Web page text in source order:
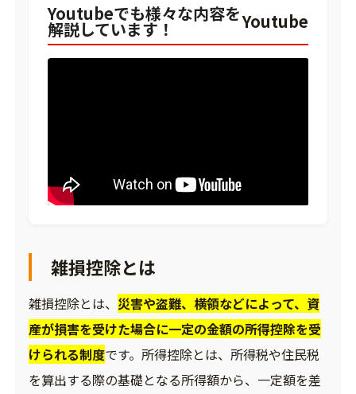
Youtubeでも様々な内容を
解説しています！ Youtube
雑損控除とは
雑損控除とは、 災害や盗難、横領などによって、資
産が損害を受けた場合に一定の金額の所得控除を受
けられる制度です。所得控除とは、所得税や住民税
を算出する際の基礎となる所得額から、一定額を差